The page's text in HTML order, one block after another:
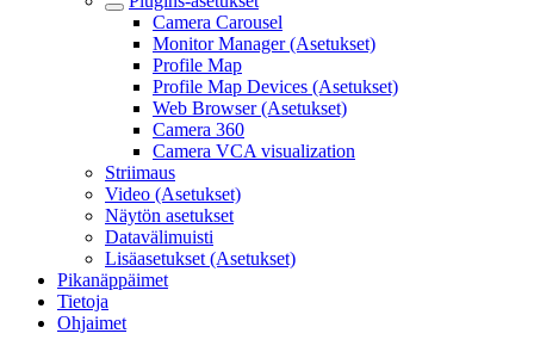
Camera Carousel
Monitor Manager (Asetukset)
Profile Map
Profile Map Devices (Asetukset)
Web Browser (Asetukset)
Camera 360
Camera VCA visualization
Striimaus
Video (Asetukset)
Näytön asetukset
Datavälimuisti
Lisäasetukset (Asetukset)
Pikanäppäimet
Tietoja
Ohjaimet